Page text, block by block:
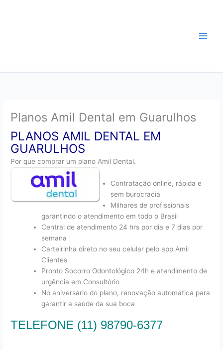
Planos Amil Dental em Guarulhos
PLANOS AMIL DENTAL EM
GUARULHOS
Por que comprar um plano Amil Dental.
Contratação online, rápida e
sem burocracia
Milhares de profissionais
garantindo o atendimento em todo o Brasil
Central de atendimento 24 hrs por dia e 7 dias por
semana
Carteirinha direto no seu celular pelo app Amil
Clientes
Pronto Socorro Odontológico 24h e atendimento de
urgência em Consultório
No aniversário do plano, renovação automática para
garantir a saúde da sua boca
TELEFONE (11) 98790-6377